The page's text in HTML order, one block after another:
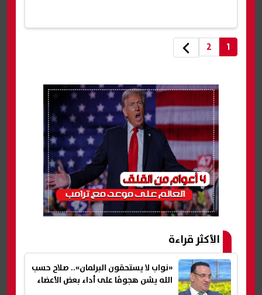
1
2
الأكثر قراءة
«نواب لا يستحقون البرلمان».. صلاح حسب
الله يشن هجومًا على أداء بعض الأعضاء